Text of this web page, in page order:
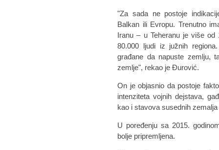
"Za sada ne postoje
Balkan ili Evropu. Trenutno
Iranu – u Teheranu je više od
80.000 ljudi iz južnih
građane da napuste zemlju,
zemlje", rekao je Đurović.
On je objasnio da postoje
intenziteta vojnih dejstava,
kao i stavova susednih
U poređenju sa 2015.
bolje pripremljena.